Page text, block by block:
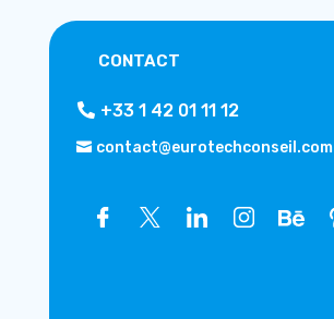
CONTACT
+33 1 42 01 11 12
contact@eurotechconseil.com